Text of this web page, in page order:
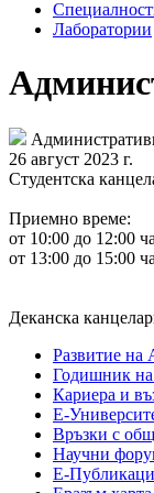
Лаборатории
26 август 2023 г.
Студентска
Приемно време:
от 10:00 до 12:00
от 13:00 до 15:00
Деканска
Развитие на
Годишник
Кариера и
Е-
Връзки с
Научни
Е-